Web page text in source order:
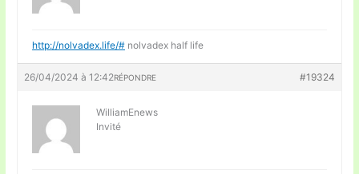
http://nolvadex.life/# nolvadex half life
26/04/2024 à 12:42 #19324
RÉPONDRE
WilliamEnews
Invité